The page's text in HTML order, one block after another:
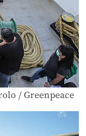
/ Greenpeace